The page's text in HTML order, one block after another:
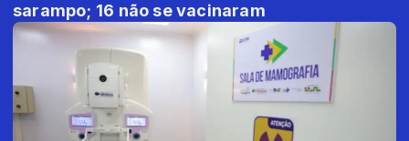
sarampo; 16 não se vacinaram